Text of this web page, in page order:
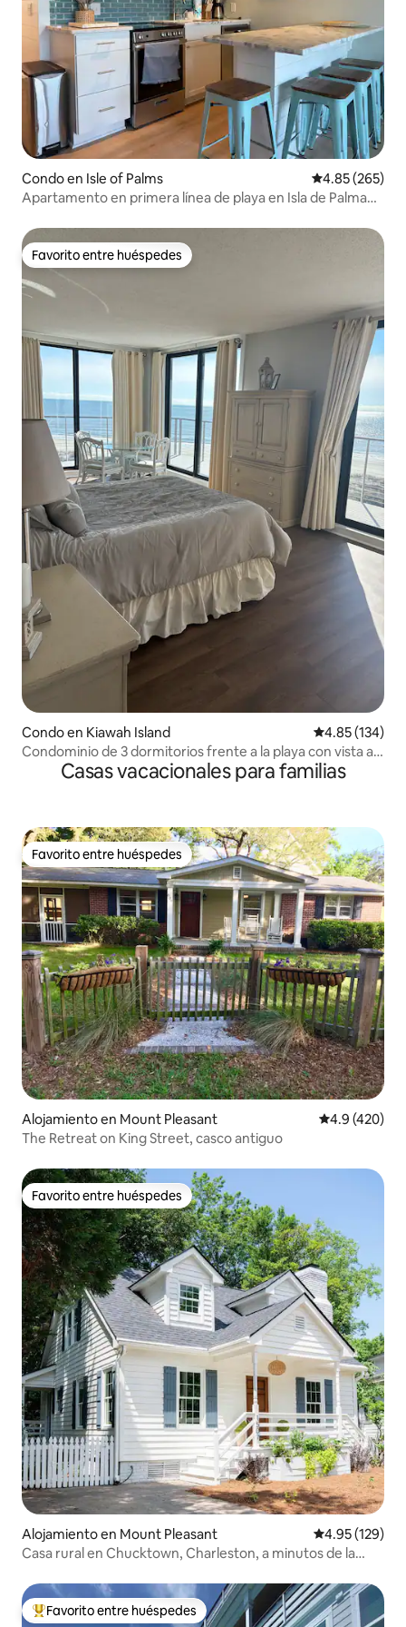
Condo en Isle of Palms Calificación
4.85 (265)
Apartamento en primera línea de playa en Isla de Palma
Favorito entre huéspedes
Favorito entre huéspedes
Condo en Kiawah Island Calificación
4.85 (134)
Condominio de 3 dormitorios frente a la playa con vista al
Casas vacacionales para familias
Favorito entre huéspedes
Favorito entre huéspedes
Alojamiento en Mount Pleasant Calificación
4.9 (420)
The Retreat on King Street, casco antiguo
Favorito entre huéspedes
Favorito entre huéspedes
Alojamiento en Mount Pleasant Calificación
4.95 (129)
Casa rural en Chucktown, Charleston, a minutos de la
Favorito entre huéspedes preferido
Favorito entre huéspedes